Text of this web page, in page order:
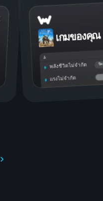
เกมของคุณ
ปิด
พลังชีวิตไม่จำกัด
แรงไม่จำกัด